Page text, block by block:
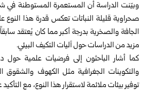
وبيّنت الدراسة أن المستعمرة المستوطنة
صحراوية قليلة النباتات تعكس قدرة هذا النوع
الجافة والصخرية بدرجة أكبر مما كان يُعتقد
مزيد من الدراسات حول آليات التكيف البيئي.
كما أشار الباحثون إلى فرضيات علمية حول
والتكوينات الجغرافية مثل الكهوف والشقوق
توفير بيئات ملائمة لاستقرار هذا النوع، مع